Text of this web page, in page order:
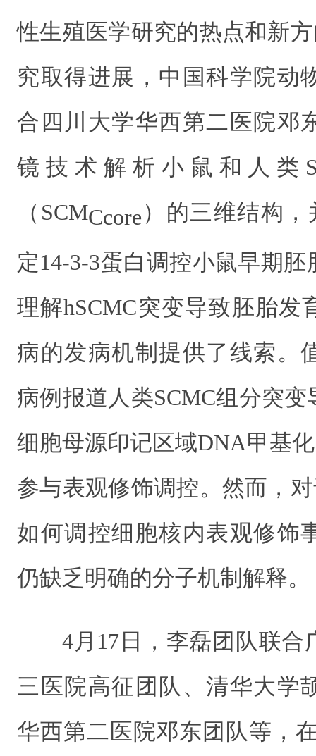
性生殖医学研究的热点和新
究取得进展，中国科学院动
合四川大学华西第二医院邓
镜技术解析小鼠和人类
（SCMCcore）的三维结构，
定14-3-3蛋白调控小鼠早期
理解hSCMC突变导致胚胎发
病的发病机制提供了线索。
病例报道人类SCMC组分突
细胞母源印记区域DNA甲基
参与表观修饰调控。然而，
如何调控细胞核内表观修饰
仍缺乏明确的分子机制解释。
4月17日，李磊团队联合
三医院高征团队、清华大学
华西第二医院邓东团队等，